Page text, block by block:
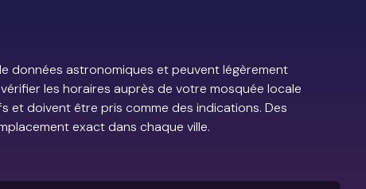
données astronomiques et peuvent légèrement
les horaires auprès de votre mosquée locale
et doivent être pris comme des indications. Des
exact dans chaque ville.